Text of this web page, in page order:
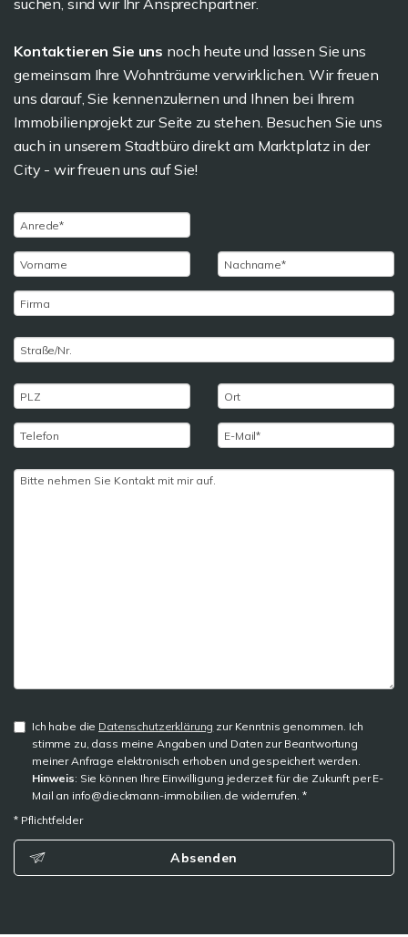
suchen, sind wir Ihr Ansprechpartner.
Kontaktieren Sie uns noch heute und lassen Sie uns
gemeinsam Ihre Wohnträume verwirklichen. Wir freuen
uns darauf, Sie kennenzulernen und Ihnen bei Ihrem
Immobilienprojekt zur Seite zu stehen. Besuchen Sie uns
auch in unserem Stadtbüro direkt am Marktplatz in der
City - wir freuen uns auf Sie!
Ich habe die Datenschutzerklärung zur Kenntnis genommen. Ich
stimme zu, dass meine Angaben und Daten zur Beantwortung
meiner Anfrage elektronisch erhoben und gespeichert werden.
Hinweis: Sie können Ihre Einwilligung jederzeit für die Zukunft per E-
Mail an info@dieckmann-immobilien.de widerrufen. *
* Pflichtfelder
Absenden